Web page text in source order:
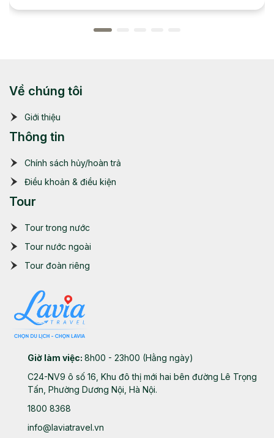
Giờ làm việc: 8h00 - 23h00 (Hằng ngày)
C24-NV9 ô số 16, Khu đô thị mới hai bên đường Lê Trọng
Tấn, Phường Dương Nội, Hà Nội.
1800 8368
info@laviatravel.vn
Tour
Tour trong nước
Tour nước ngoài
Tour đoàn riêng
Thông tin
Chính sách hủy/hoàn trả
Điều khoản & điều kiện
Về chúng tôi
Giới thiệu